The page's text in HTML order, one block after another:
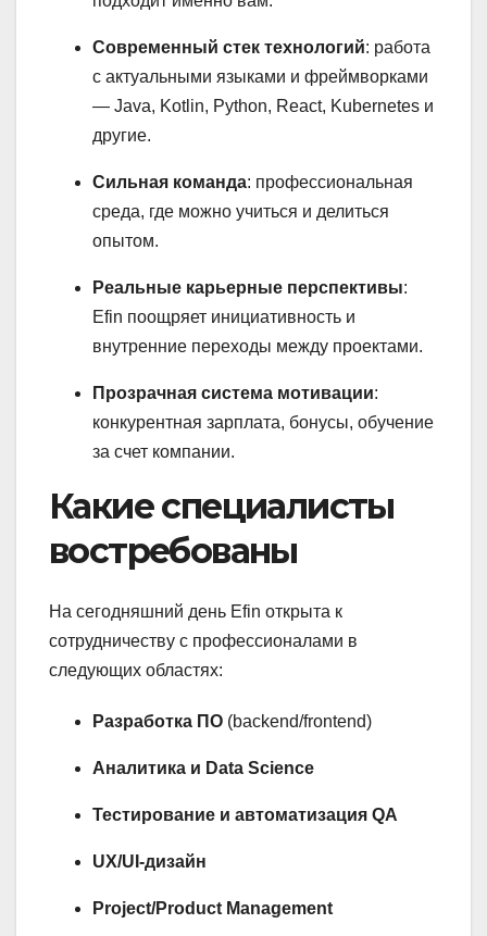
Современный стек технологий: работа
с актуальными языками и фреймворками
— Java, Kotlin, Python, React, Kubernetes и
другие.
Сильная команда: профессиональная
среда, где можно учиться и делиться
опытом.
Реальные карьерные перспективы:
Efin поощряет инициативность и
внутренние переходы между проектами.
Прозрачная система мотивации:
конкурентная зарплата, бонусы, обучение
за счет компании.
Какие специалисты
востребованы
На сегодняшний день Efin открыта к
сотрудничеству с профессионалами в
следующих областях:
Разработка ПО (backend/frontend)
Аналитика и Data Science
Тестирование и автоматизация QA
UX/UI-дизайн
Project/Product Management